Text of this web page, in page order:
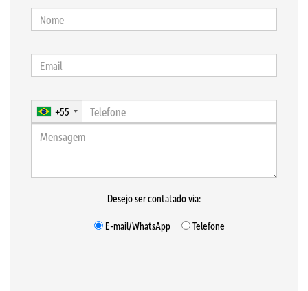
+55
Desejo ser contatado via:
E-mail/WhatsApp
Telefone